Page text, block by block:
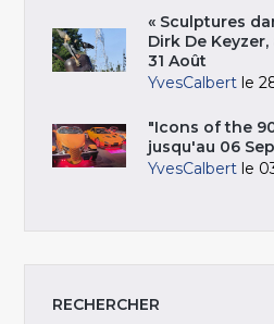
« Sculptures
Dirk De Keyzer,
31 Août
YvesCalbert le
"Icons of the
jusqu'au 06
YvesCalbert le
RECHERCHER